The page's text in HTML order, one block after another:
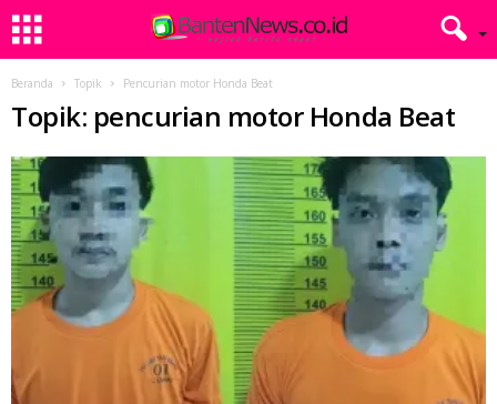
Beranda Topik Pencurian motor Honda Beat
Topik: pencurian motor Honda Beat